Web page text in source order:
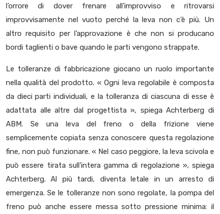
l’orrore di dover frenare all’improvviso e ritrovarsi
improvvisamente nel vuoto perché la leva non c’è più. Un
altro requisito per l’approvazione è che non si producano
bordi taglienti o bave quando le parti vengono strappate.
Le tolleranze di fabbricazione giocano un ruolo importante
nella qualità del prodotto. « Ogni leva regolabile è composta
da dieci parti individuali, e la tolleranza di ciascuna di esse è
adattata alle altre dal progettista », spiega Achterberg di
ABM. Se una leva del freno o della frizione viene
semplicemente copiata senza conoscere questa regolazione
fine, non può funzionare. « Nel caso peggiore, la leva scivola e
può essere tirata sull’intera gamma di regolazione », spiega
Achterberg. Al più tardi, diventa letale in un arresto di
emergenza. Se le tolleranze non sono regolate, la pompa del
freno può anche essere messa sotto pressione minima: il